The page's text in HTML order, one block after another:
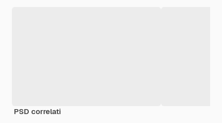
PSD correlati